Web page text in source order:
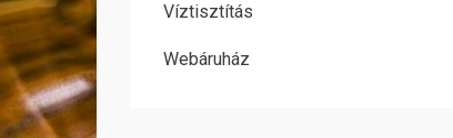
Víztisztítás
Webáruház